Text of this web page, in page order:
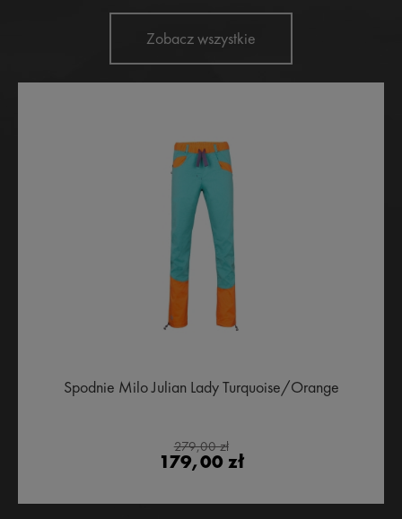
Zobacz wszystkie
Spodnie Milo Julian Lady Turquoise/Orange
279,00 zł
179,00 zł